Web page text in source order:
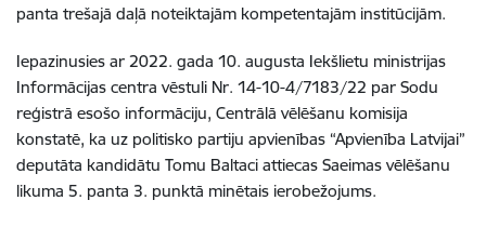
panta trešajā daļā noteiktajām kompetentajām institūcijām.
Iepazinusies ar 2022. gada 10. augusta Iekšlietu ministrijas
Informācijas centra vēstuli Nr. 14-10-4/7183/22 par Sodu
reģistrā esošo informāciju, Centrālā vēlēšanu komisija
konstatē, ka uz politisko partiju apvienības “Apvienība Latvijai”
deputāta kandidātu Tomu Baltaci attiecas Saeimas vēlēšanu
likuma 5. panta 3. punktā minētais ierobežojums.